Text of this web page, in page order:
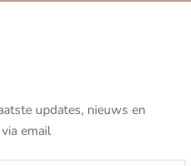
updates, nieuws en
email